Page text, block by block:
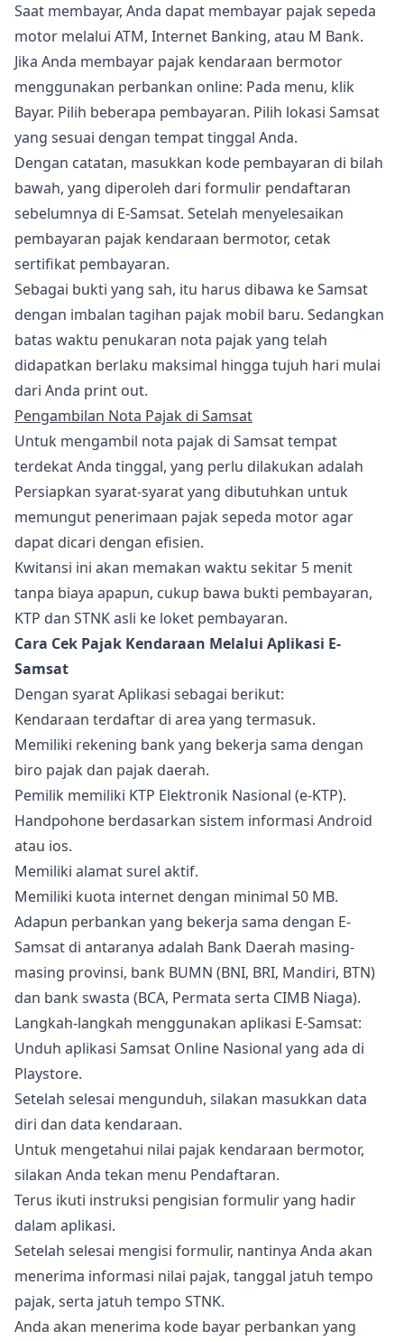
Saat membayar, Anda dapat membayar pajak sepeda
motor melalui ATM, Internet Banking, atau M Bank.
Jika Anda membayar pajak kendaraan bermotor
menggunakan perbankan online: Pada menu, klik
Bayar. Pilih beberapa pembayaran. Pilih lokasi Samsat
yang sesuai dengan tempat tinggal Anda.
Dengan catatan, masukkan kode pembayaran di bilah
bawah, yang diperoleh dari formulir pendaftaran
sebelumnya di E-Samsat. Setelah menyelesaikan
pembayaran pajak kendaraan bermotor, cetak
sertifikat pembayaran.
Sebagai bukti yang sah, itu harus dibawa ke Samsat
dengan imbalan tagihan pajak mobil baru. Sedangkan
batas waktu penukaran nota pajak yang telah
didapatkan berlaku maksimal hingga tujuh hari mulai
dari Anda print out.
Pengambilan Nota Pajak di Samsat
Untuk mengambil nota pajak di Samsat tempat
terdekat Anda tinggal, yang perlu dilakukan adalah
Persiapkan syarat-syarat yang dibutuhkan untuk
memungut penerimaan pajak sepeda motor agar
dapat dicari dengan efisien.
Kwitansi ini akan memakan waktu sekitar 5 menit
tanpa biaya apapun, cukup bawa bukti pembayaran,
KTP dan STNK asli ke loket pembayaran.
Cara Cek Pajak Kendaraan Melalui Aplikasi E-
Samsat
Dengan syarat Aplikasi sebagai berikut:
Kendaraan terdaftar di area yang termasuk.
Memiliki rekening bank yang bekerja sama dengan
biro pajak dan pajak daerah.
Pemilik memiliki KTP Elektronik Nasional (e-KTP).
Handpohone berdasarkan sistem informasi Android
atau ios.
Memiliki alamat surel aktif.
Memiliki kuota internet dengan minimal 50 MB.
Adapun perbankan yang bekerja sama dengan E-
Samsat di antaranya adalah Bank Daerah masing-
masing provinsi, bank BUMN (BNI, BRI, Mandiri, BTN)
dan bank swasta (BCA, Permata serta CIMB Niaga).
Langkah-langkah menggunakan aplikasi E-Samsat:
Unduh aplikasi Samsat Online Nasional yang ada di
Playstore.
Setelah selesai mengunduh, silakan masukkan data
diri dan data kendaraan.
Untuk mengetahui nilai pajak kendaraan bermotor,
silakan Anda tekan menu Pendaftaran.
Terus ikuti instruksi pengisian formulir yang hadir
dalam aplikasi.
Setelah selesai mengisi formulir, nantinya Anda akan
menerima informasi nilai pajak, tanggal jatuh tempo
pajak, serta jatuh tempo STNK.
Anda akan menerima kode bayar perbankan yang